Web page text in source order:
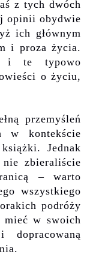
z tych dwóch
opinii obydwie
ich głównym
i proza życia.
i te typowo
o życiu,
przemyśleń
w kontekście
Jednak
zbieraliście
– warto
wszystkiego
podróży
mieć w swoich